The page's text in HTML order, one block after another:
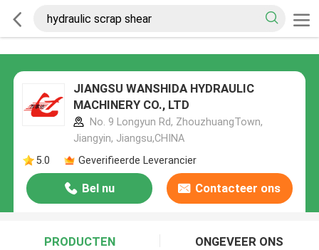
JIANGSU WANSHIDA HYDRAULIC
MACHINERY CO., LTD
No. 9 Longyun Rd, ZhouzhuangTown,
Jiangyin, Jiangsu,CHINA
5.0
Geverifieerde Leverancier
Bel nu Contacteer ons
PRODUCTEN ONGEVEER ONS